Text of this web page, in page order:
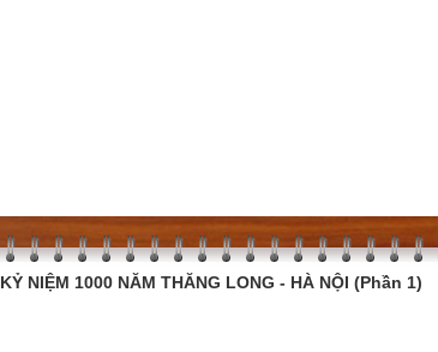
KỶ NIỆM 1000 NĂM THĂNG LONG - HÀ NỘI (Phần 1)